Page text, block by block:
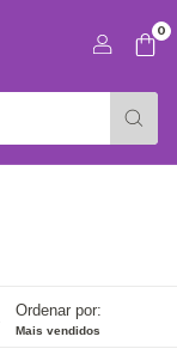
0
Ordenar por:
Mais vendidos